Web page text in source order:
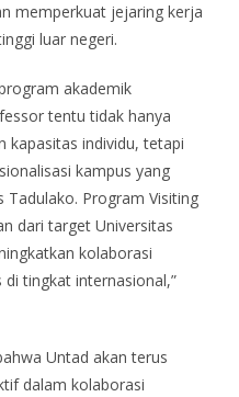
memperkuat jejaring kerja
luar negeri.
akademik
tentu tidak hanya
kapasitas individu, tetapi
kampus yang
Tadulako. Program Visiting
dari target Universitas
kolaborasi
tingkat internasional,”
Untad akan terus
dalam kolaborasi